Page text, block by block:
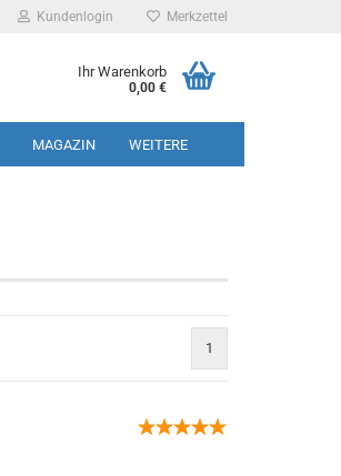
Kundenlogin Merkzettel
Ihr Warenkorb
0,00 €
MAGAZIN WEITERE
1